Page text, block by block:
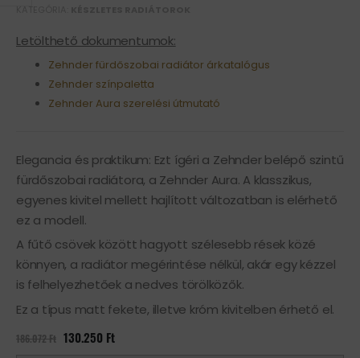
Letölthető dokumentumok:
Zehnder fürdőszobai radiátor árkatalógus
Zehnder színpaletta
Zehnder Aura szerelési útmutató
Elegancia és praktikum: Ezt ígéri a Zehnder belépő szintű
fürdőszobai radiátora, a Zehnder Aura. A klasszikus,
egyenes kivitel mellett hajlított változatban is elérhető
ez a modell.
A fűtő csövek között hagyott szélesebb rések közé
könnyen, a radiátor megérintése nélkül, akár egy kézzel
is felhelyezhetőek a nedves törölközők.
Ez a típus matt fekete, illetve króm kivitelben érhető el.
186.072Ft Original
price
130.250 FtCurrent
price